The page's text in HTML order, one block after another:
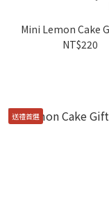
Mini Lemon Cake
NT$220
送禮首選